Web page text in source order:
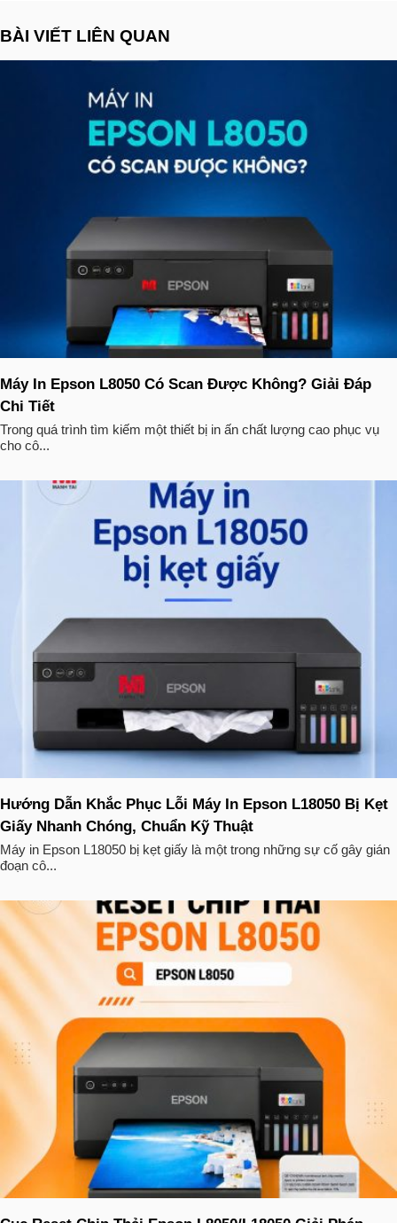
BÀI VIẾT LIÊN QUAN
Máy In Epson L8050 Có Scan Được Không? Giải Đáp
Chi Tiết
Trong quá trình tìm kiếm một thiết bị in ấn chất lượng cao phục vụ
cho cô...
Hướng Dẫn Khắc Phục Lỗi Máy In Epson L18050 Bị Kẹt
Giấy Nhanh Chóng, Chuẩn Kỹ Thuật
Máy in Epson L18050 bị kẹt giấy là một trong những sự cố gây gián
đoạn cô...